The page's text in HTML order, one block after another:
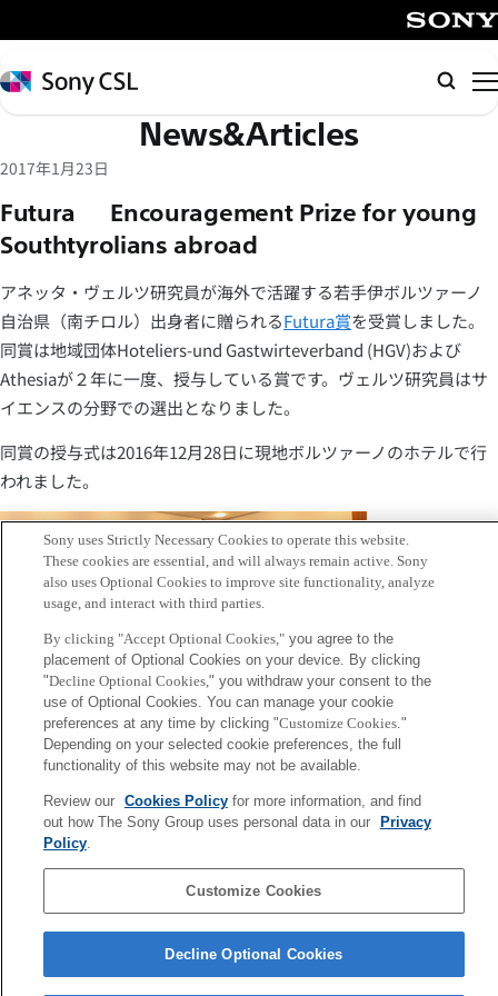
イ
ン
コ
テ
ツ
へ
キ
ッ
プ
Sony
CSL
検
索
News&Articles
2017年1月23日
Futura – Encouragement Prize for young
Southtyrolians abroad
アネッタ・ヴェルツ研究員が海外で活躍する若手伊ボルツァーノ
自治県（南チロル）出身者に贈られるFutura賞を受賞しました。
同賞は地域団体Hoteliers-und Gastwirteverband (HGV)および
Athesiaが２年に一度、授与している賞です。ヴェルツ研究員はサ
イエンスの分野での選出となりました。
同賞の授与式は2016年12月28日に現地ボルツァーノのホテルで行
われました。
©HGV
Back to Index
会社概要 アクセス ご利用条件 プライバシーポリシー
Sony uses Strictly Necessary Cookies to operate this website.
These cookies are essential, and will always remain active. Sony
also uses Optional Cookies to improve site functionality, analyze
usage, and interact with third parties.
By clicking "Accept Optional Cookies,"you agree to the
placement of Optional Cookies on your device. By clicking
"Decline Optional Cookies," you withdraw your consent to the
use of Optional Cookies. You can manage your cookie
preferences at any time by clicking "Customize Cookies."
Depending on your selected cookie preferences, the full
functionality of this website may not be available.
Review our Cookies Policyfor more information, and find
out how The Sony Group uses personal data in our
Privacy
Policy.
Customize Cookies
Decline Optional Cookies